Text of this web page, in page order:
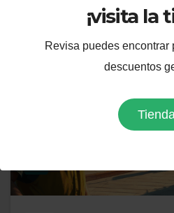
¡visita la
Revisa puedes encontrar
descuentos